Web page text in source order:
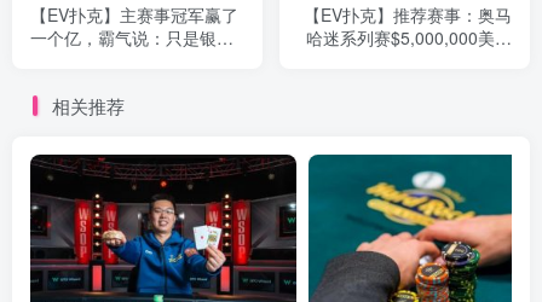
【EV扑克】主赛事冠军赢了
一个亿，霸气说：只是银行
【EV扑克】推荐赛事：奥马
哈迷系列赛$5,000,000美金
相关推荐